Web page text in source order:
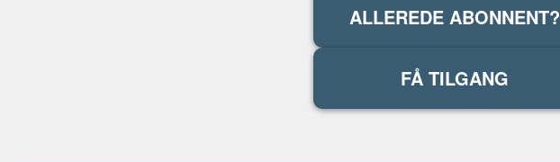
ALLEREDE ABONNENT?
FÅ TILGANG